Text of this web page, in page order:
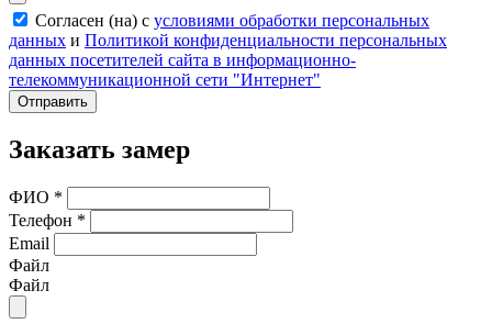
Согласен (на) с условиями обработки персональных
данных и Политикой конфиденциальности персональных
данных посетителей сайта в информационно-
телекоммуникационной сети "Интернет"
Отправить
Заказать замер
ФИО *
Телефон *
Email
Файл
Файл